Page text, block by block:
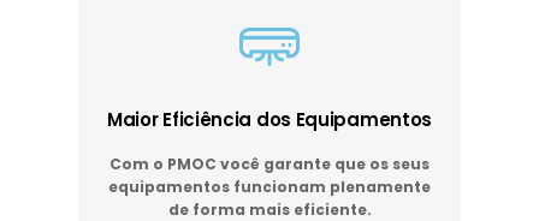
Maior Eficiência dos Equipamentos
Com o PMOC você garante que os seus
equipamentos funcionam plenamente
de forma mais eficiente.